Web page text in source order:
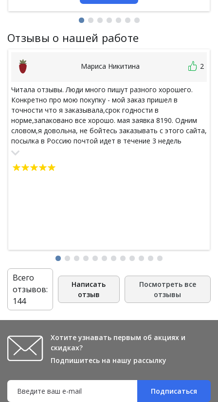
Отзывы о нашей работе
Мариса Никитина 2
Читала отзывы. Люди много пишут разного хорошего.
Конкретно про мою покупку - мой заказ пришел в
точности что я заказывала,срок годности в
норме,запаковано все хорошо. мая заявка 8190. Одним
словом,я довольна, не бойтесь заказывать с этого сайта,
посылка в Россию почтой идет в течение 3 недель
Всего
отзывов:
144
Написать
отзыв
Посмотреть все
отзывы
Хотите узнавать первым об акциях и
скидках?
Подпишитесь на нашу рассылку
Подписаться